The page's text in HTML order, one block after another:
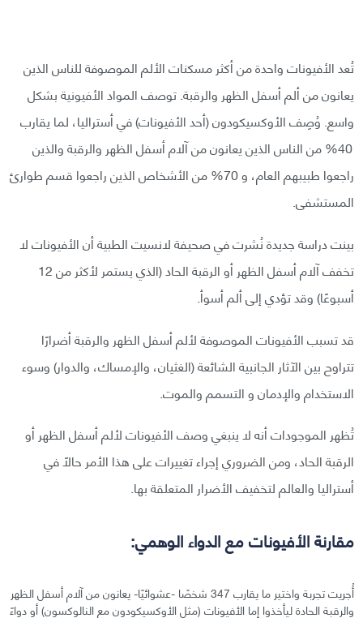
تُعد الأفيونات واحدة من أكثر مسكنات الألم الموصوفة للناس الذين
يعانون من ألم أسفل الظهر والرقبة. توصف المواد الأفيونية بشكل
واسع. وُصِف الأوكسيكودون (أحد الأفيونات) في أستراليا، لما يقارب
40% من الناس الذين يعانون من آلام أسفل الظهر والرقبة والذين
راجعوا طبيبهم العام، و 70% من الأشخاص الذين راجعوا قسم طوارئ
المستشفى.
بينت دراسة جديدة نُشرت في صحيفة لانسيت الطبية أن الأفيونات لا
تخفف آلام أسفل الظهر أو الرقبة الحاد (الذي يستمر لأكثر من 12
أسبوعًا) وقد تؤدي إلى ألم أسوأ.
قد تسبب الأفيونات الموصوفة لألم أسفل الظهر والرقبة أضرارًا
تتراوح بين الآثار الجانبية الشائعة (الغثيان، والإمساك، والدوار) وسوء
الاستخدام والإدمان و التسمم والموت.
تُظهر الموجودات أنه لا ينبغي وصف الأفيونات لألم أسفل الظهر أو
الرقبة الحاد، ومن الضروري إجراء تغييرات على هذا الأمر حالًا في
أستراليا والعالم لتخفيف الأضرار المتعلقة بها.
مقارنة الأفيونات مع الدواء الوهمي:
أُجريت تجربة واختير ما يقارب 347 شخصًا -عشوائيًا- يعانون من آلام أسفل الظهر
والرقبة الحادة ليأخذوا إما الأفيونات (مثل الأوكسيكودون مع النالوكسون) أو دواءً